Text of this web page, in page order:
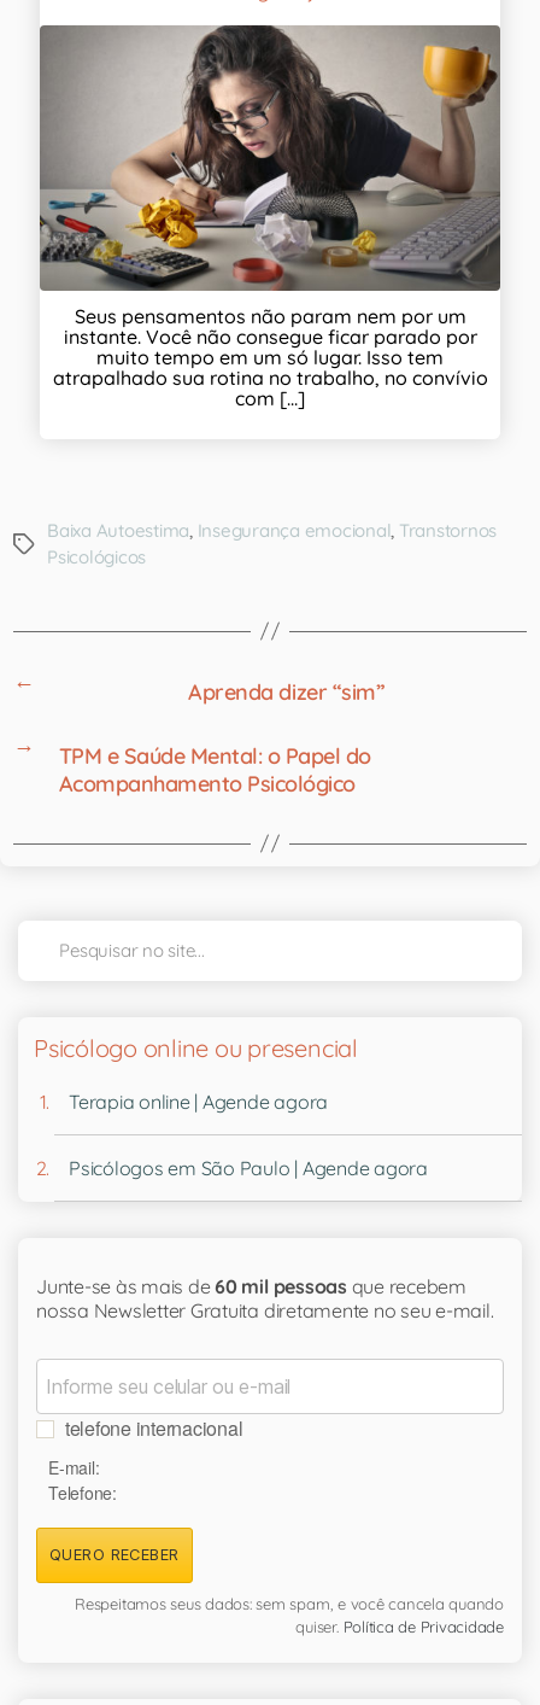
Seus pensamentos não param nem por um
instante. Você não consegue ficar parado por
muito tempo em um só lugar. Isso tem
atrapalhado sua rotina no trabalho, no convívio
com [...]
Baixa Autoestima, Insegurança emocional, Transtornos
Psicológicos
←
Aprenda dizer “sim”
→
TPM e Saúde Mental: o Papel do
Acompanhamento Psicológico
Psicólogo online ou presencial
Terapia online | Agende agora
Psicólogos em São Paulo | Agende agora
Junte-se às mais de60 mil pessoas que recebem
nossa Newsletter Gratuita diretamente no seu e-mail.
telefone internacional
E-mail:
Telefone:
QUERO RECEBER
Respeitamos seus dados: sem spam, e você cancela quando
quiser. Política de Privacidade